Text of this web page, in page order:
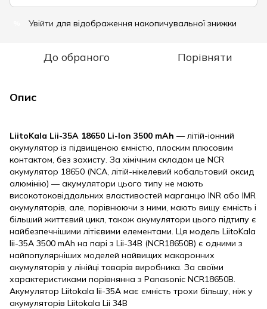
Увійти для відображення накопичувальної знижки
До обраного Порівняти
Опис
LiitoKala Lii-35A 18650 Li-Ion 3500 mAh — літій-іонний
акумулятор із підвищеною ємністю, плоским плюсовим
контактом, без захисту. За хімічним складом це NCR
акумулятор 18650 (NCA, літій-нікелевий кобальтовий оксид
алюмінію) — акумулятори цього типу не мають
високотоковіддальних властивостей марганцю INR або IMR
акумуляторів, але, порівнюючи з ними, мають вищу ємність і
більший життєвий цикл, також акумулятори цього підтипу є
найбезпечнішими літієвими елементами. Ця модель LiitoKala
lii-35A 3500 mAh на парі з Lii-34B (NCR18650B) є одними з
найпопулярніших моделей найвищих макаронних
акумуляторів у лінійці товарів виробника. За своїми
характеристиками порівнянна з Panasonic NCR18650B.
Акумулятор Liitokala lii-35A має ємність трохи більшу, ніж у
акумуляторів Liitokala Lii 34B